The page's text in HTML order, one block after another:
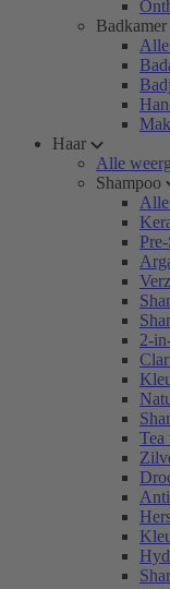
Badkamer
Alle
Haar
Alle
Shampoo
Alle
2-
Tea